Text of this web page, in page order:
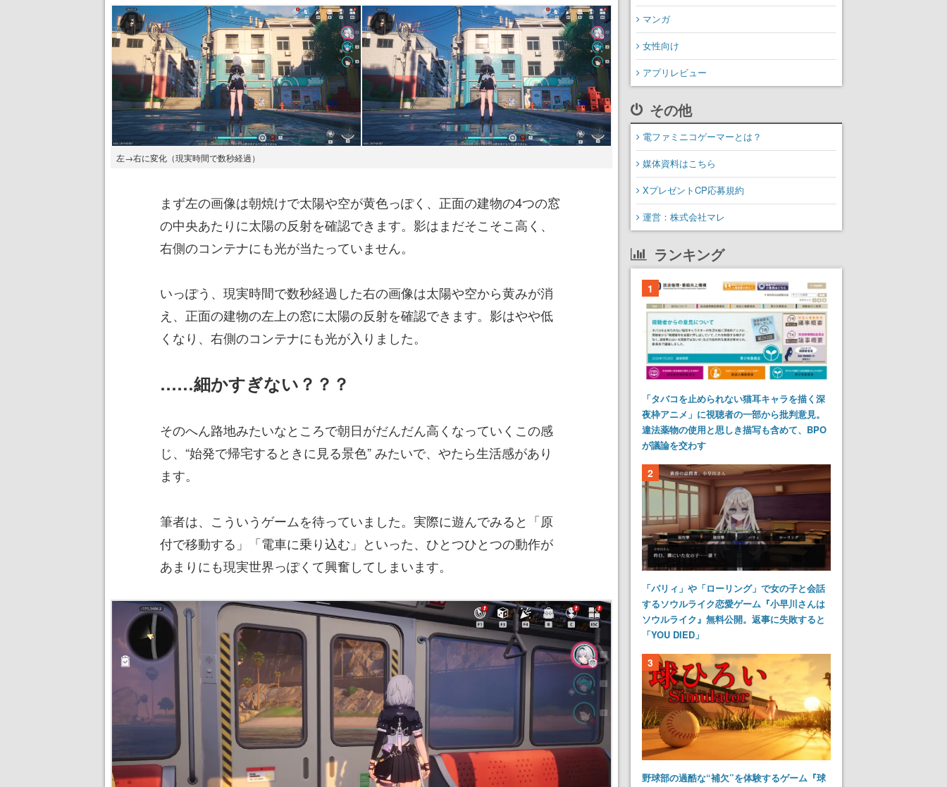
左→右に変化（現実時間で数秒経過）
まず左の画像は朝焼けで太陽や空が黄色っぽく、正面の建物の4つの窓
の中央あたりに太陽の反射を確認できます。影はまだそこそこ高く、
右側のコンテナにも光が当たっていません。
いっぽう、現実時間で数秒経過した右の画像は太陽や空から黄みが消
え、正面の建物の左上の窓に太陽の反射を確認できます。影はやや低
くなり、右側のコンテナにも光が入りました。
……細かすぎない？？？
そのへん路地みたいなところで朝日がだんだん高くなっていくこの感
じ、“始発で帰宅するときに見る景色” みたいで、やたら生活感があり
ます。
筆者は、こういうゲームを待っていました。実際に遊んでみると「原
付で移動する」「電車に乗り込む」といった、ひとつひとつの動作が
あまりにも現実世界っぽくて興奮してしまいます。
マンガ
女性向け
アプリレビュー
その他
電ファミニコゲーマーとは？
媒体資料はこちら
XプレゼントCP応募規約
運営：株式会社マレ
ランキング
1
「タバコを止められない猫耳キャラを描く深
夜枠アニメ」に視聴者の一部から批判意見。
違法薬物の使用と思しき描写も含めて、BPO
が議論を交わす
2
「パリィ」や「ローリング」で女の子と会話
するソウルライク恋愛ゲーム『小早川さんは
ソウルライク』無料公開。返事に失敗すると
「YOU DIED」
3
野球部の過酷な“補欠”を体験するゲーム『球